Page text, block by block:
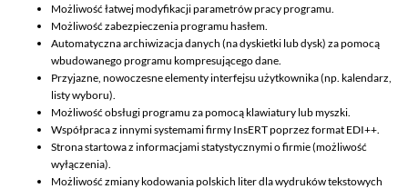
Możliwość łatwej modyfikacji parametrów pracy programu.
Możliwość zabezpieczenia programu hasłem.
Automatyczna archiwizacja danych (na dyskietki lub dysk) za pomocą
wbudowanego programu kompresującego dane.
Przyjazne, nowoczesne elementy interfejsu użytkownika (np. kalendarz,
listy wyboru).
Możliwość obsługi programu za pomocą klawiatury lub myszki.
Współpraca z innymi systemami firmy InsERT poprzez format EDI++.
Strona startowa z informacjami statystycznymi o firmie (możliwość
wyłączenia).
Możliwość zmiany kodowania polskich liter dla wydruków tekstowych